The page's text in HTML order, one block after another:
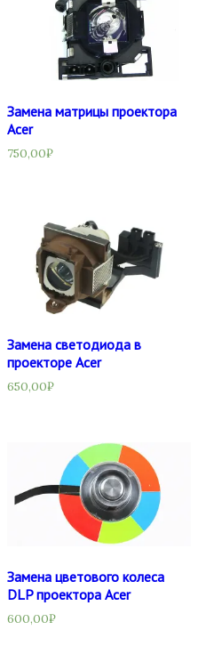
Замена матрицы проектора
Acer
750,00₽
Замена светодиода в
проекторе Acer
650,00₽
Замена цветового колеса
DLP проектора Acer
600,00₽